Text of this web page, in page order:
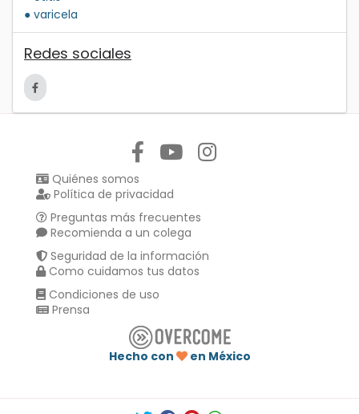
● varicela
Redes sociales
Quiénes somos
Política de privacidad
Preguntas más frecuentes
Recomienda a un colega
Seguridad de la información
Como cuidamos tus datos
Condiciones de uso
Prensa
Hecho con
en México